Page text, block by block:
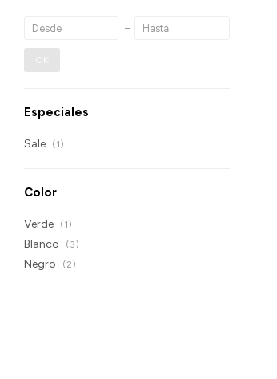
OK
Especiales
Sale (1)
Color
Verde (1)
Blanco (3)
Negro (2)